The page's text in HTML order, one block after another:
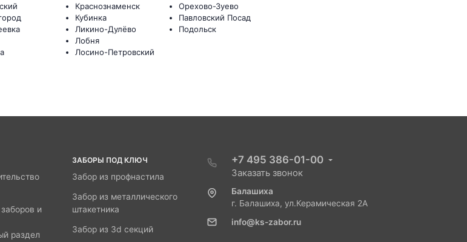
Краснознаменск
Кубинка
Ликино-Дулёво
Лобня
Лосино-Петровский
Орехово-Зуево
Павловский Посад
Подольск
и
раздел
ЗАБОРЫ ПОД КЛЮЧ
Забор из профнастила
Забор из металлического
штакетника
Забор из 3d секций
+7 495 386-01-00
Заказать звонок
Балашиха
г. Балашиха, ул.Керамическая 2А
info@ks-zabor.ru